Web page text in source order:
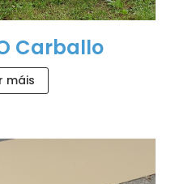
Carballo
máis